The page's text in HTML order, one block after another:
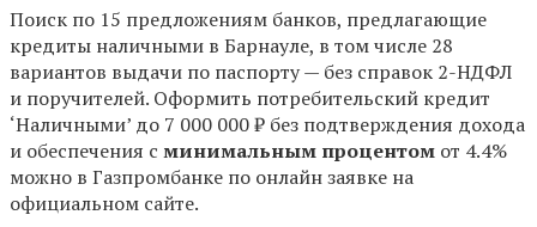
Поиск по 15 предложениям банков, предлагающие
кредиты наличными в Барнауле, в том числе 28
вариантов выдачи по паспорту — без справок 2-НДФЛ
и поручителей. Оформить потребительский кредит
‘Наличными’ до 7 000 000 ₽ без подтверждения дохода
и обеспечения с минимальным процентом от 4.4%
можно в Газпромбанке по онлайн заявке на
официальном сайте.